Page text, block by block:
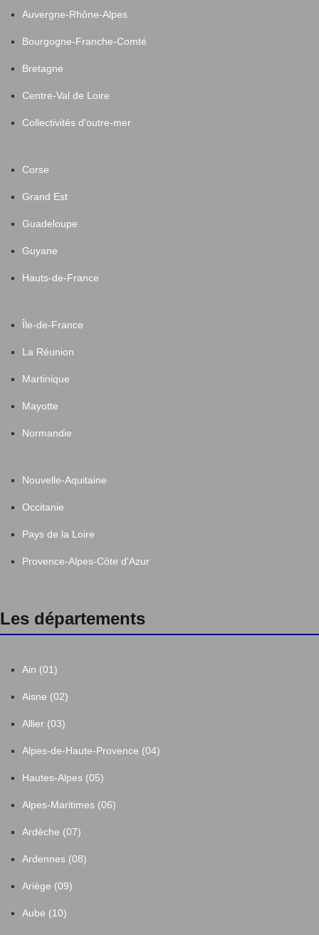
Auvergne-Rhône-Alpes
Bourgogne-Franche-Comté
Bretagne
Centre-Val de Loire
Collectivités d'outre-mer
Corse
Grand Est
Guadeloupe
Guyane
Hauts-de-France
Île-de-France
La Réunion
Martinique
Mayotte
Normandie
Nouvelle-Aquitaine
Occitanie
Pays de la Loire
Provence-Alpes-Côte d'Azur
Les départements
Ain (01)
Aisne (02)
Allier (03)
Alpes-de-Haute-Provence (04)
Hautes-Alpes (05)
Alpes-Maritimes (06)
Ardèche (07)
Ardennes (08)
Ariège (09)
Aube (10)